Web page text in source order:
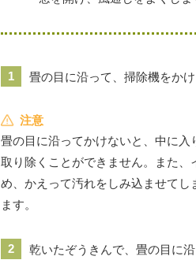
1 畳の目に沿って、掃除機をかけ
注意
畳の目に沿ってかけないと、中に入
取り除くことができません。また、
め、かえって汚れをしみ込ませてし
ます。
2 乾いたぞうきんで、畳の目に沿